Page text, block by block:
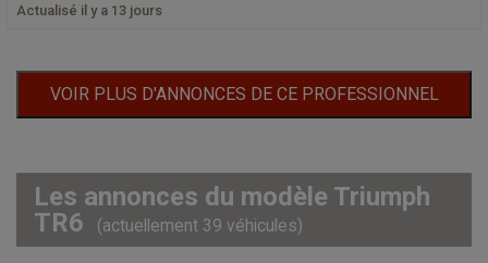
Actualisé il y a 13 jours
VOIR PLUS D'ANNONCES DE CE PROFESSIONNEL
Les annonces du modèle Triumph
TR6
(actuellement 39 véhicules)